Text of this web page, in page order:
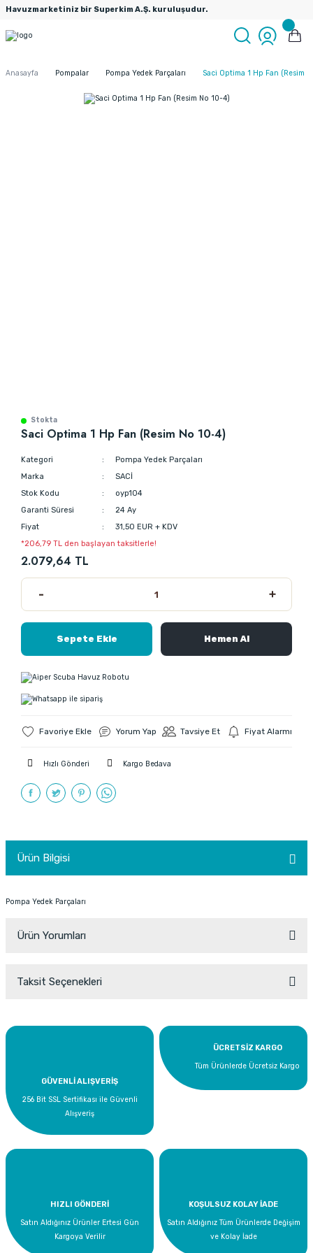
Havuzmarketiniz bir Superkim A.Ş. kuruluşudur.
Anasayfa Pompalar Pompa Yedek Parçaları Saci Optima 1 Hp Fan (Resim
Stokta
Saci Optima 1 Hp Fan (Resim No 10-4)
Kategori
Pompa Yedek Parçaları
Marka
SACİ
Stok Kodu
oyp104
Garanti Süresi
24 Ay
Fiyat
31,50 EUR + KDV
*206,79 TL den başlayan taksitlerle!
2.079,64 TL
Sepete Ekle Hemen Al
Yorum Yap Tavsiye Et Fiyat Alarmı
Hızlı Gönderi Kargo Bedava
Ürün Bilgisi
Pompa Yedek Parçaları
Ürün Yorumları
Yorum Yaz
Taksit Seçenekleri
GÜVENLİ ALIŞVERİŞ
256 Bit SSL Sertifikası ile Güvenli
Alışveriş
ÜCRETSİZ KARGO
Tüm Ürünlerde Ücretsiz Kargo
HIZLI GÖNDERİ
Satın Aldığınız Ürünler Ertesi Gün
Kargoya Verilir
KOŞULSUZ KOLAY İADE
Satın Aldığınız Tüm Ürünlerde Değişim
ve Kolay İade